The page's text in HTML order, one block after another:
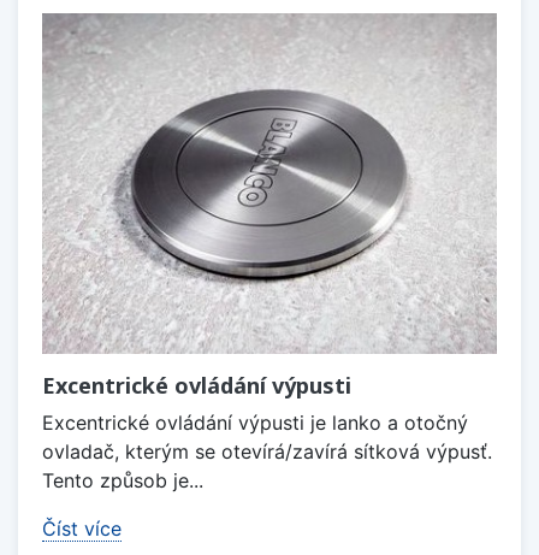
Excentrické ovládání výpusti
Excentrické ovládání výpusti je lanko a otočný
ovladač, kterým se otevírá/zavírá sítková výpusť.
Tento způsob je...
Číst více